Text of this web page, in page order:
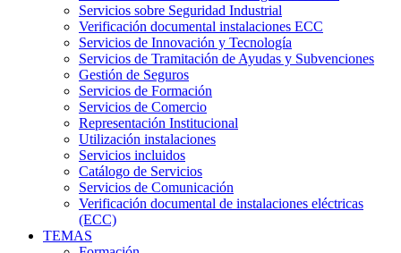
Servicios sobre Seguridad Industrial
Verificación documental instalaciones ECC
Servicios de Innovación y Tecnología
Servicios de Tramitación de Ayudas y Subvenciones
Gestión de Seguros
Servicios de Formación
Servicios de Comercio
Representación Institucional
Utilización instalaciones
Servicios incluidos
Catálogo de Servicios
Servicios de Comunicación
Verificación documental de instalaciones eléctricas
(ECC)
TEMAS